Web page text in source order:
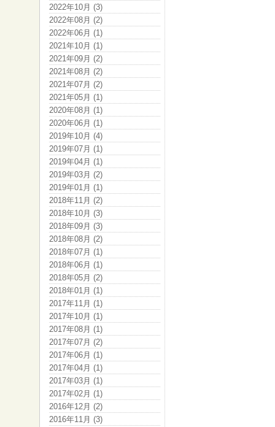
2022年10月 (3)
2022年08月 (2)
2022年06月 (1)
2021年10月 (1)
2021年09月 (2)
2021年08月 (2)
2021年07月 (2)
2021年05月 (1)
2020年08月 (1)
2020年06月 (1)
2019年10月 (4)
2019年07月 (1)
2019年04月 (1)
2019年03月 (2)
2019年01月 (1)
2018年11月 (2)
2018年10月 (3)
2018年09月 (3)
2018年08月 (2)
2018年07月 (1)
2018年06月 (1)
2018年05月 (2)
2018年01月 (1)
2017年11月 (1)
2017年10月 (1)
2017年08月 (1)
2017年07月 (2)
2017年06月 (1)
2017年04月 (1)
2017年03月 (1)
2017年02月 (1)
2016年12月 (2)
2016年11月 (3)